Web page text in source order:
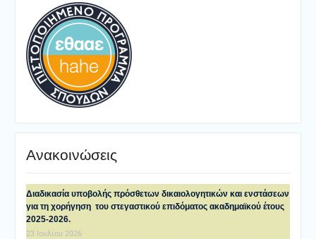
Ανακοινώσεις
Διαδικασία υποβολής πρόσθετων δικαιολογητικών και ενστάσεων
για τη χορήγηση του στεγαστικού επιδόματος ακαδημαϊκού έτους
2025-2026.
23 Ιουλίου 2026